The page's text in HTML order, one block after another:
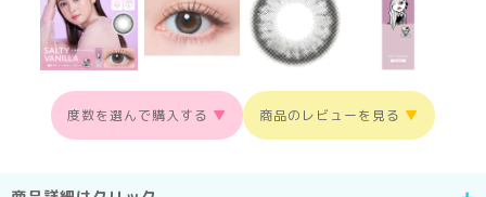
度数を選んで購入する ▼ 商品のレビューを見る ▼